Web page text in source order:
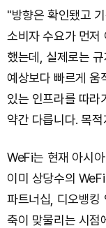
"방향은 확인됐고
소비자 수요가 먼저
했는데, 실제로는
예상보다 빠르게 움
있는 인프라를 따라
약간 다릅니다. 목
WeFi는 현재 아시
이미 상당수의
파트너십, 디오뱅킹
축이 맞물리는 시점